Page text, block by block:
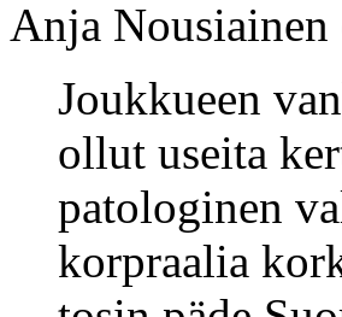
Anja Nousiainen
Joukkueen
ollut useita
patologinen
korpraalia